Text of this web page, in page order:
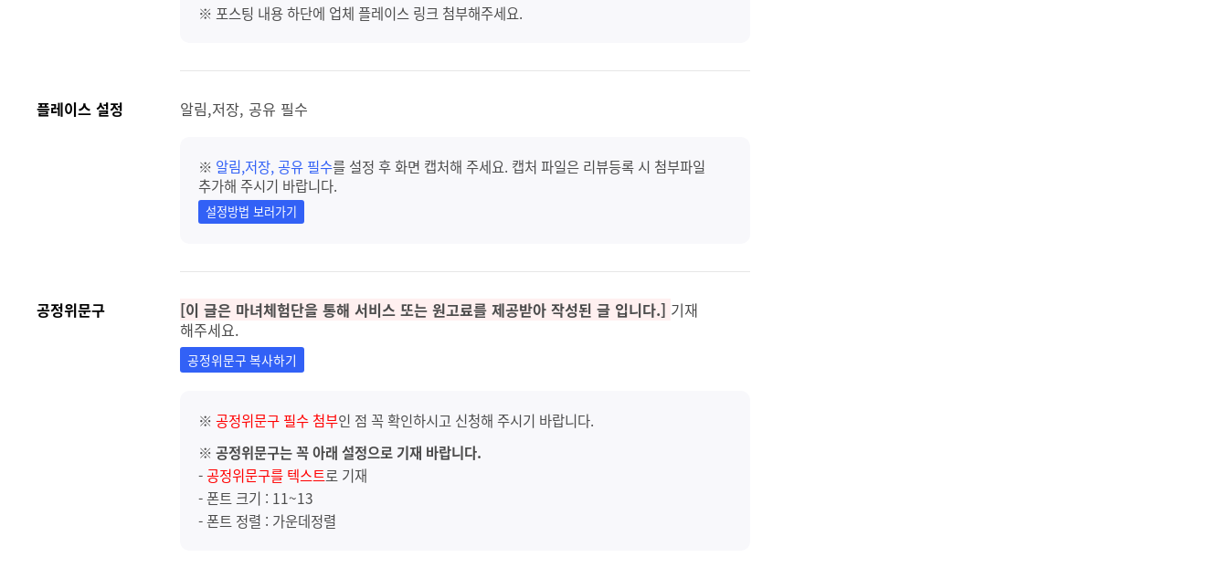
※ 포스팅 내용 하단에 업체 플레이스 링크 첨부해주세요.
플레이스 설정 알림,저장, 공유 필수
※ 알림,저장, 공유 필수를 설정 후 화면 캡처해 주세요. 캡처 파일은 리뷰등록 시 첨부파일
추가해 주시기 바랍니다.
설정방법 보러가기
공정위문구 [이 글은 마녀체험단을 통해 서비스 또는 원고료를 제공받아 작성된 글 입니다.] 기재
해주세요.
공정위문구 복사하기
※ 공정위문구 필수 첨부인 점 꼭 확인하시고 신청해 주시기 바랍니다.
※ 공정위문구는 꼭 아래 설정으로 기재 바랍니다.
-공정위문구를 텍스트로 기재
- 폰트 크기 : 11~13
- 폰트 정렬 : 가운데정렬